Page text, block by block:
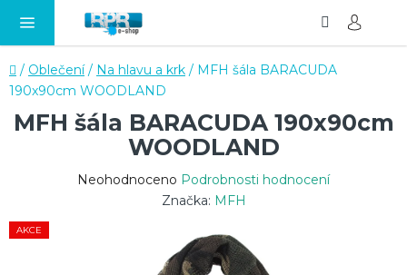
Domů
/ Oblečení / Na hlavu a krk / MFH šála BARACUDA
190x90cm WOODLAND
MFH šála BARACUDA 190x90cm
WOODLAND
Průměrné
Neohodnoceno Podrobnosti hodnocení
Značka: MFH
AKCE